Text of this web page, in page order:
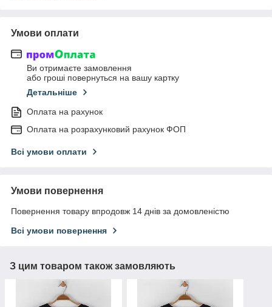
Умови оплати
Ви отримаєте замовлення
або гроші повернуться на вашу картку
Детальніше
Оплата на рахунок
Оплата на розрахунковий рахунок ФОП
Всі умови оплати
Умови повернення
Повернення товару впродовж 14 днів за домовленістю
Всі умови повернення
З цим товаром також замовляють